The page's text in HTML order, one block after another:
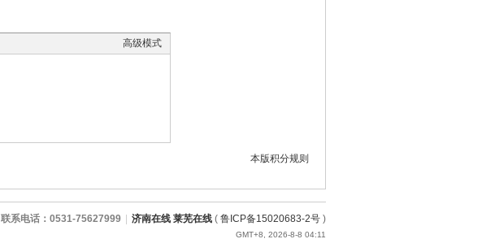
高级模式
本版积分规则
联系电话：0531-75627999 济南在线 莱芜在线 ( 鲁ICP备15020683-2号 )
GMT+8, 2026-8-8 04:11